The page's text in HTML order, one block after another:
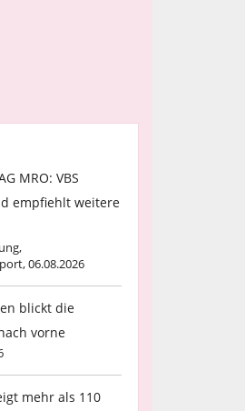
MRO: VBS
empfiehlt weitere
06.08.2026
blickt die
vorne
mehr als 110